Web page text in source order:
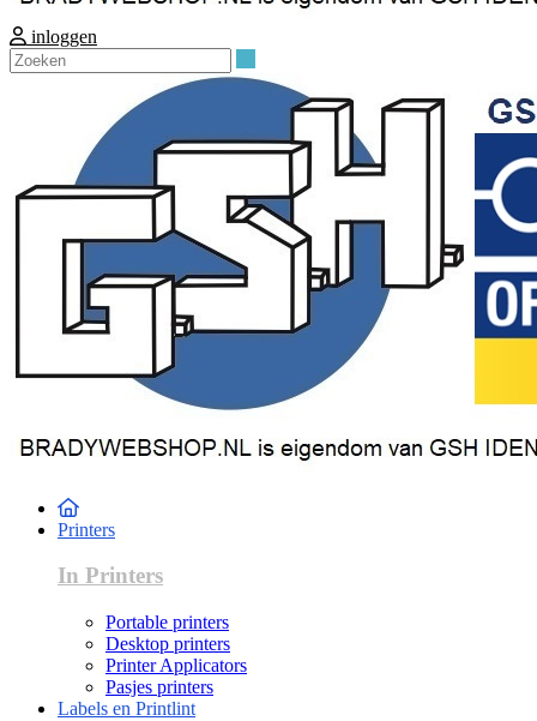
inloggen
Printers
In Printers
Portable printers
Desktop printers
Printer Applicators
Pasjes printers
Labels en Printlint